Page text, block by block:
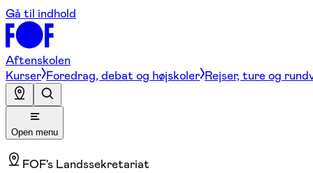
Gå til indhold
Aftenskolen
Kurser Foredrag, debat og højskoler Rejser, ture og
Open menu
FOF's Landssekretariat